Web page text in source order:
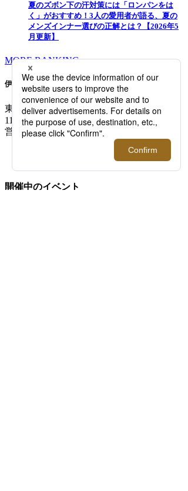
夏のズボン下の汗対策には「ロンパンをは
く」がおすすめ！3人の愛用者が語る、夏の
メンズインナー選びの正解とは？【2026年5
月更新】
MORE RANKING
伊勢丹新宿店メンズ館
東京都新宿区新宿3-14-1TEL: 03-3352-
1111
営業時間：午前10時～午後8時
開催中のイベント